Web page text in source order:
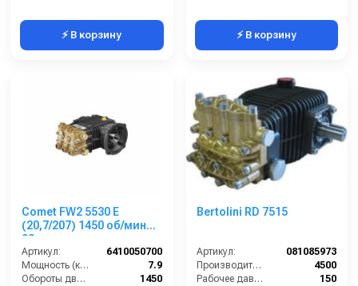
⚡ В корзину ⚡ В корзину
Comet FW2 5530 E
(20,7/207) 1450 об/мин
28мм п.в.
Артикул:
6410050700
Мощность (кВт):
7.9
Обороты двигателя (об/мин):
1450
Bertolini RD 7515
Артикул:
081085973
Производительность (л/ч):
4500
Рабочее давление (бар):
150